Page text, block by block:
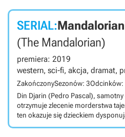
SERIAL:
(The Mandalorian)
premiera: 2019
western, sci-fi, akcja, dramat,
ZakończonySezonów: 3Odcinków:
Din Djarin (Pedro Pascal), samotny
otrzymuje zlecenie morderstwa
ten okazuje się dzieckiem